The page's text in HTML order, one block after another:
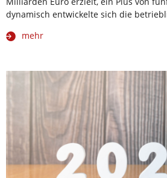
dynamisch entwickelte sich die
mehr